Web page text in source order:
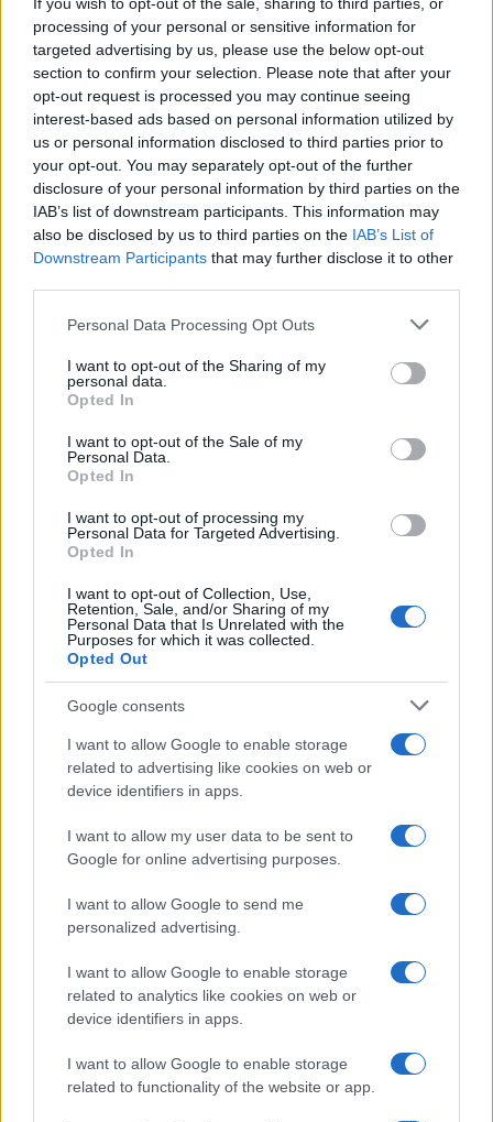
processing of your personal or sensitive information for
targeted advertising by us, please use the below opt-out
section to confirm your selection. Please note that after your
opt-out request is processed you may continue seeing
interest-based ads based on personal information utilized by
us or personal information disclosed to third parties prior to
your opt-out. You may separately opt-out of the further
disclosure of your personal information by third parties on the
IAB’s list of downstream participants. This information may
also be disclosed by us to third parties on the IAB’s List of
Downstream Participants that may further disclose it to other
Please note that this website/app uses one or more Google
not limited to your visit or usage behaviour. You may click to
grant or deny consent to Google and its third-party tags to
use your data for below specified purposes in below Google
consent section.
Personal Data Processing Opt Outs
I want to opt-out of the Sharing of my
personal data.
Opted In
I want to opt-out of the Sale of my
Personal Data.
Opted In
I want to opt-out of processing my
Personal Data for Targeted Advertising.
Opted In
I want to opt-out of Collection, Use,
Retention, Sale, and/or Sharing of my
Personal Data that Is Unrelated with the
Purposes for which it was collected.
Opted Out
Google consents
I want to allow Google to enable storage
related to advertising like cookies on web or
device identifiers in apps.
I want to allow my user data to be sent to
Google for online advertising purposes.
I want to allow Google to send me
personalized advertising.
I want to allow Google to enable storage
related to analytics like cookies on web or
device identifiers in apps.
I want to allow Google to enable storage
related to functionality of the website or app.
Lograr la pasta perfecta sin aceite es un arte que
combina proporciones adecuadas, sal, tiempos de
cocción y trucos específicos para cada tipo de
pasta. Al dominar estas técnicas, no solo mejorarás
la calidad de tus platos, sino que también
descubrirás nuevas formas de disfrutar de este
alimento tan versátil. La próxima vez que cocines
pasta, recuerda estos consejos y sorprende a
todos con un bocado al dente y lleno de sabor.
AUTOR
Lucía Fernández
gastronómica española y latinoamericana:
nuevas aperturas, tendencias, perfiles de
chefs y cocina de mercado.
Sigue leyendo